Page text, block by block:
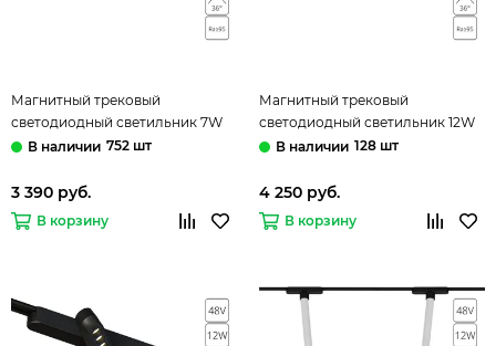
Магнитный трековый
светодиодный светильник 7W
4000K A6156PL-1BK чёрный
752 шт
3 390 руб.
В корзину
Магнитный трековый
светодиодный светильник 12W
4000K A6158PL-1BK чёрный
128 шт
4 250 руб.
В корзину